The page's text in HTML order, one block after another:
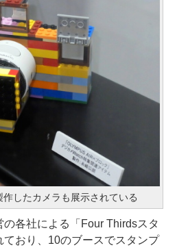
したカメラも展示されている
の各社による「Four Thirdsスタ
ており、10のブースでスタンプ